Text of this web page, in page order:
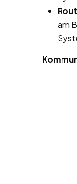
am